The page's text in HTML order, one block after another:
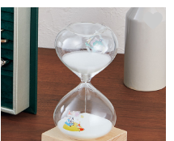
ウオッチ／ア
ウオッチ